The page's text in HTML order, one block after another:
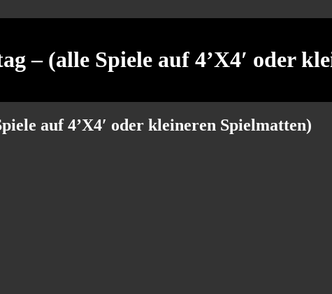
– (alle Spiele auf 4’X4′ oder
auf 4’X4′ oder kleineren Spielmatten)